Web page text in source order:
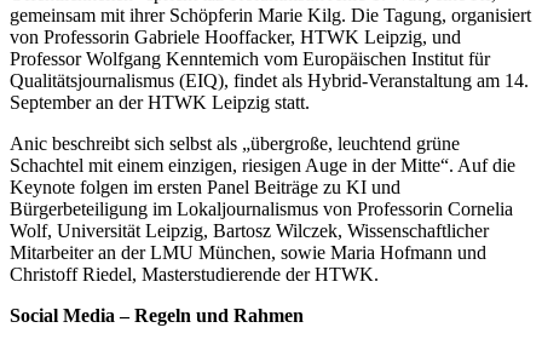
gemeinsam mit ihrer Schöpferin Marie Kilg. Die Tagung, organisiert
von Professorin Gabriele Hooffacker, HTWK Leipzig, und
Professor Wolfgang Kenntemich vom Europäischen Institut für
Qualitätsjournalismus (EIQ), findet als Hybrid-Veranstaltung am 14.
September an der HTWK Leipzig statt.
Anic beschreibt sich selbst als „übergroße, leuchtend grüne
Schachtel mit einem einzigen, riesigen Auge in der Mitte“. Auf die
Keynote folgen im ersten Panel Beiträge zu KI und
Bürgerbeteiligung im Lokaljournalismus von Professorin Cornelia
Wolf, Universität Leipzig, Bartosz Wilczek, Wissenschaftlicher
Mitarbeiter an der LMU München, sowie Maria Hofmann und
Christoff Riedel, Masterstudierende der HTWK.
Social Media – Regeln und Rahmen